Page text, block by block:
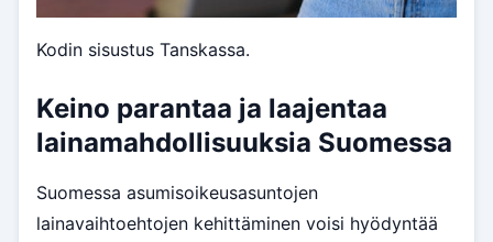
Kodin sisustus Tanskassa.
Keino parantaa ja laajentaa
lainamahdollisuuksia Suomessa
Suomessa asumisoikeusasuntojen
lainavaihtoehtojen kehittäminen voisi hyödyntää